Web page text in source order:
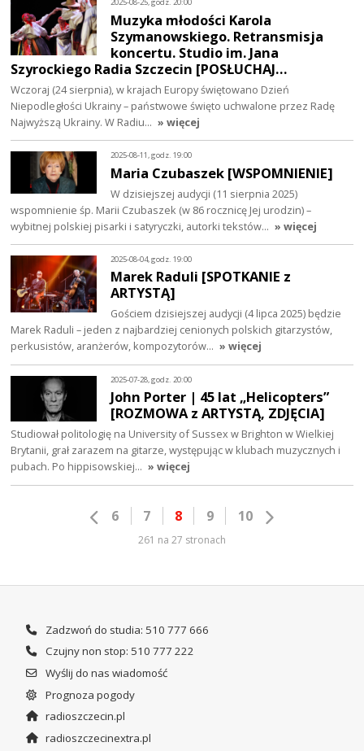
2025-08-25, godz. 20:00
Muzyka młodości Karola
Szymanowskiego. Retransmisja
koncertu. Studio im. Jana
Szyrockiego Radia Szczecin [POSŁUCHAJ…
Wczoraj (24 sierpnia), w krajach Europy świętowano Dzień
Niepodległości Ukrainy – państwowe święto uchwalone przez Radę
Najwyższą Ukrainy. W Radiu… » więcej
2025-08-11, godz. 19:00
Maria Czubaszek [WSPOMNIENIE]
W dzisiejszej audycji (11 sierpnia 2025)
wspomnienie śp. Marii Czubaszek (w 86 rocznicę Jej urodzin) –
wybitnej polskiej pisarki i satyryczki, autorki tekstów… » więcej
2025-08-04, godz. 19:00
Marek Raduli [SPOTKANIE z
ARTYSTĄ]
Gościem dzisiejszej audycji (4 lipca 2025) będzie
Marek Raduli – jeden z najbardziej cenionych polskich gitarzystów,
perkusistów, aranżerów, kompozytorów… » więcej
2025-07-28, godz. 20:00
John Porter | 45 lat „Helicopters”
[ROZMOWA z ARTYSTĄ, ZDJĘCIA]
Studiował politologię na University of Sussex w Brighton w Wielkiej
Brytanii, grał zarazem na gitarze, występując w klubach muzycznych i
pubach. Po hippisowskiej… » więcej
6 7 8 9 10
261 na 27 stronach
Zadzwoń do studia: 510 777 666
Czujny non stop: 510 777 222
Wyślij do nas wiadomość
Prognoza pogody
radioszczecin.pl
radioszczecinextra.pl